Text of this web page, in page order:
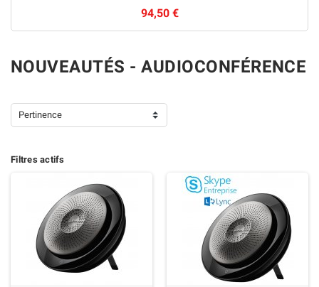
94,50 €
NOUVEAUTÉS - AUDIOCONFÉRENCE
Pertinence
Filtres actifs